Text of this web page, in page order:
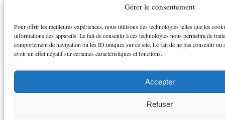
Gérer le consentement
Pour offrir les meilleures expériences, nous utilisons des technologies telles que les
informations des appareils. Le fait de consentir à ces technologies nous permettra de
comportement de navigation ou les ID uniques sur ce site. Le fait de ne pas consentir ou
avoir un effet négatif sur certaines caractéristiques et fonctions.
Accepter
Refuser